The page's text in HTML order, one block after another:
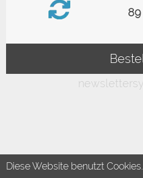
Diese Website benutzt Cookies.